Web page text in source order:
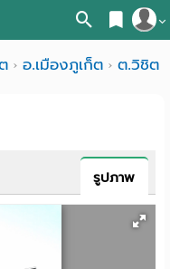
าชิกอ.เมืองภูเก็ต ต.วิชิต
รูปภาพ